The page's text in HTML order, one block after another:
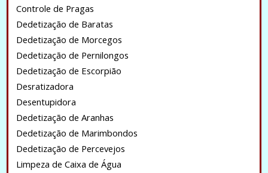
Controle de Pragas
Dedetização de Baratas
Dedetização de Morcegos
Dedetização de Pernilongos
Dedetização de Escorpião
Desratizadora
Desentupidora
Dedetização de Aranhas
Dedetização de Marimbondos
Dedetização de Percevejos
Limpeza de Caixa de Água